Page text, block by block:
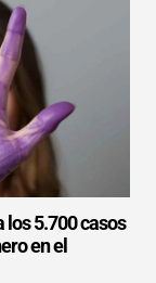
5.700 casos
en el